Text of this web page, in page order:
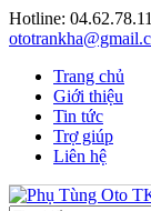
Hotline:
Trang chủ
Giới thiệu
Tin tức
Trợ giúp
Liên hệ